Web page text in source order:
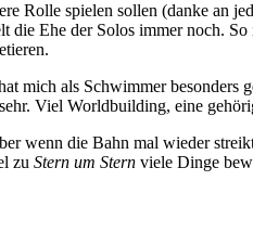
Rolle spielen sollen (danke an
Ehe der Solos immer noch.
mich als Schwimmer
Viel Worldbuilding, eine
wenn die Bahn mal wieder
zu Stern um Stern viele Dinge